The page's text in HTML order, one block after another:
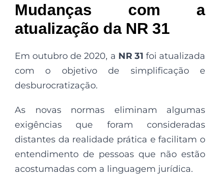
Mudanças com a
atualização da NR 31
Em outubro de 2020, a NR 31 foi atualizada
com o objetivo de simplificação e
desburocratização.
As novas normas eliminam algumas
exigências que foram consideradas
distantes da realidade prática e facilitam o
entendimento de pessoas que não estão
acostumadas com a linguagem jurídica.